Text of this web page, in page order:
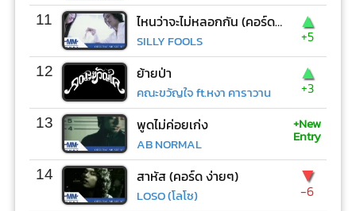
11 ไหนว่าจะไม่หลอกกัน (คอร์ด ง่ายๆ)
SILLY FOOLS
▲
+5
12 ย้ายป่า
คณะขวัญใจ ft.หงา คาราวาน
▲
+3
13 พูดไม่ค่อยเก่ง
AB NORMAL
+New
Entry
14 สาหัส (คอร์ด ง่ายๆ)
LOSO (โลโซ)
▼
-6